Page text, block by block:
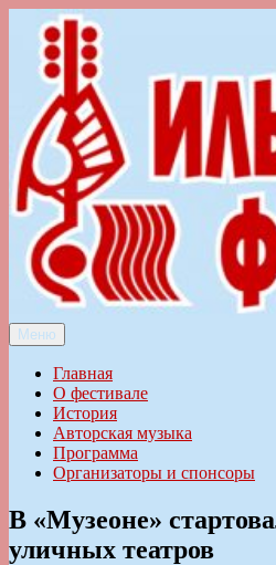
Перейти
содержимому
Ильменский фестиваль авторской
Меню
Главная
О фестивале
История
Авторская музыка
Программа
Организаторы и спонсоры
В «Музеоне»
уличных театров